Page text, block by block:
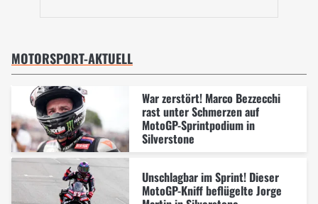
MOTORSPORT-AKTUELL
War zerstört! Marco Bezzecchi
rast unter Schmerzen auf
MotoGP-Sprintpodium in
Silverstone
Unschlagbar im Sprint! Dieser
MotoGP-Kniff beflügelte Jorge